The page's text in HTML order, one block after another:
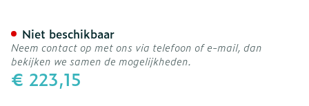
€ 223,15
Niet beschikbaar
Neem contact op met ons via telefoon of e-mail, dan
bekijken we samen de mogelijkheden.